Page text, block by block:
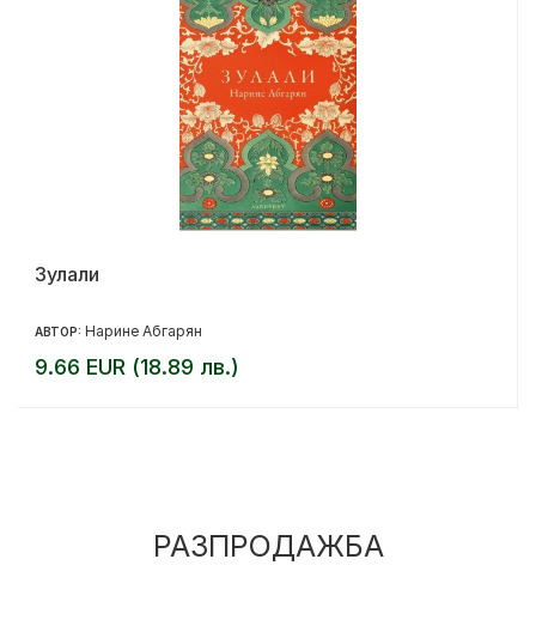
Зулали
АВТОР: Нарине Абгарян
9.66 EUR (18.89 лв.)
РАЗПРОДАЖБА